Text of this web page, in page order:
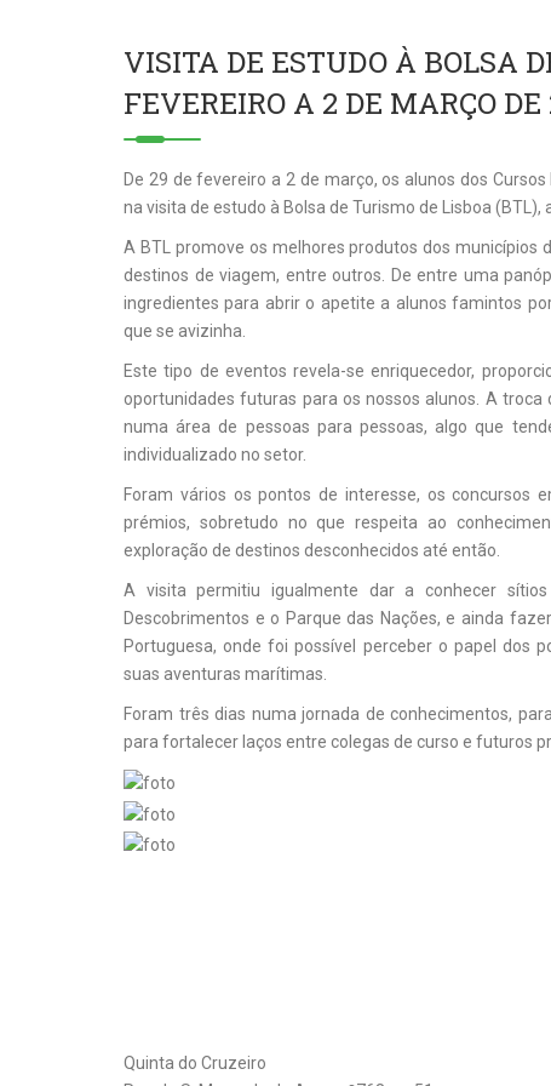
VISITA DE ESTUDO À BOLSA
FEVEREIRO A 2 DE MARÇO DE
De 29 de fevereiro a 2 de março, os alunos dos
na visita de estudo à Bolsa de Turismo de Lisboa (BTL),
A BTL promove os melhores produtos dos municípios
destinos de viagem, entre outros. De entre uma
ingredientes para abrir o apetite a alunos famintos
que se avizinha.
Este tipo de eventos revela-se enriquecedor,
oportunidades futuras para os nossos alunos. A troca
numa área de pessoas para pessoas, algo que
individualizado no setor.
Foram vários os pontos de interesse, os concursos
prémios, sobretudo no que respeita ao
exploração de destinos desconhecidos até então.
A visita permitiu igualmente dar a conhecer
Descobrimentos e o Parque das Nações, e ainda
Portuguesa, onde foi possível perceber o papel dos
suas aventuras marítimas.
Foram três dias numa jornada de conhecimentos,
para fortalecer laços entre colegas de curso e futuros
Quinta do Cruzeiro